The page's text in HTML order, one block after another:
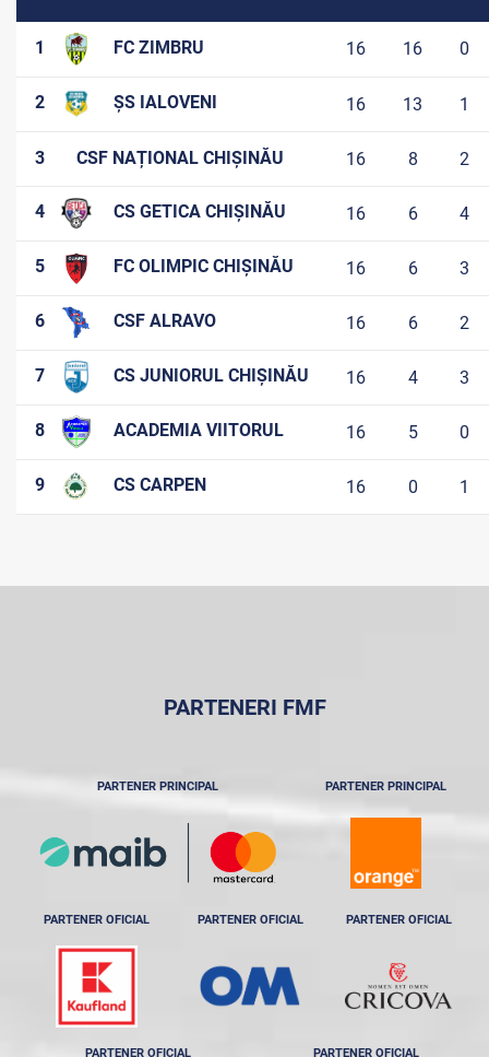
1 FC ZIMBRU 16 16 0
2 ȘS IALOVENI 16 13 1
3 CSF NAȚIONAL CHIȘINĂU 16 8 2
4 CS GETICA CHIȘINĂU 16 6 4
5 FC OLIMPIC CHIȘINĂU 16 6 3
6 CSF ALRAVO 16 6 2
7 CS JUNIORUL CHIȘINĂU 16 4 3
8 ACADEMIA VIITORUL 16 5 0
9 CS CARPEN 16 0 1
PARTENERI FMF
PARTENER PRINCIPAL PARTENER PRINCIPAL
PARTENER OFICIAL PARTENER OFICIAL PARTENER OFICIAL
PARTENER OFICIAL PARTENER OFICIAL